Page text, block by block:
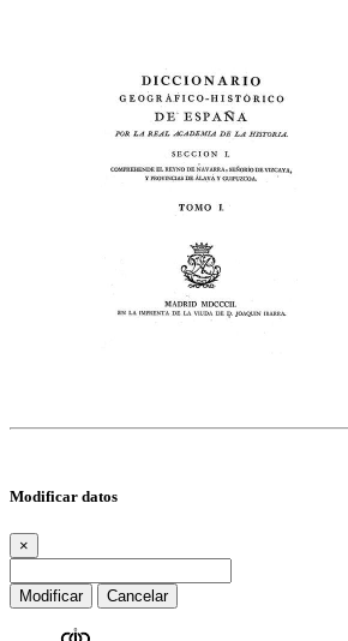
Modificar datos
×
Modificar Cancelar